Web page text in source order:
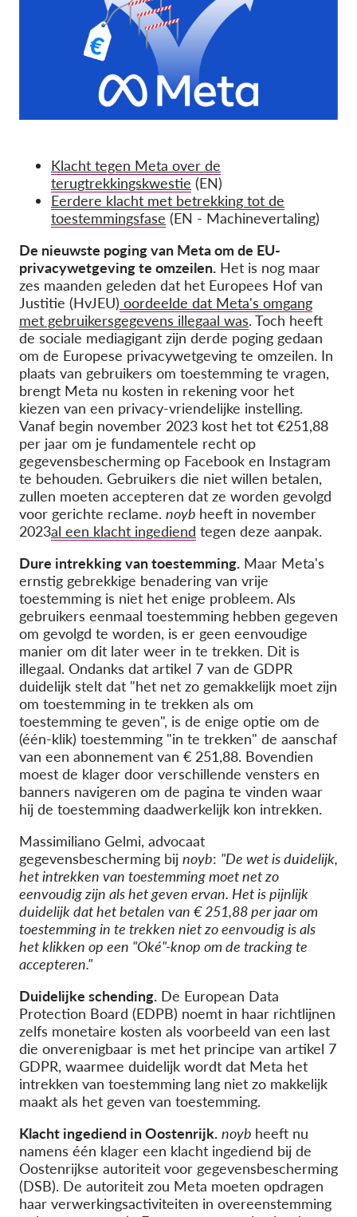
Klacht tegen Meta over de
terugtrekkingskwestie (EN)
Eerdere klacht met betrekking tot de
toestemmingsfase (EN - Machinevertaling)
De nieuwste poging van Meta om de EU-
privacywetgeving te omzeilen. Het is nog maar
zes maanden geleden dat het Europees Hof van
Justitie (HvJEU) oordeelde dat Meta's omgang
met gebruikersgegevens illegaal was. Toch heeft
de sociale mediagigant zijn derde poging gedaan
om de Europese privacywetgeving te omzeilen. In
plaats van gebruikers om toestemming te vragen,
brengt Meta nu kosten in rekening voor het
kiezen van een privacy-vriendelijke instelling.
Vanaf begin november 2023 kost het tot €251,88
per jaar om je fundamentele recht op
gegevensbescherming op Facebook en Instagram
te behouden. Gebruikers die niet willen betalen,
zullen moeten accepteren dat ze worden gevolgd
voor gerichte reclame. noyb heeft in november
2023al een klacht ingediend tegen deze aanpak.
Dure intrekking van toestemming. Maar Meta's
ernstig gebrekkige benadering van vrije
toestemming is niet het enige probleem. Als
gebruikers eenmaal toestemming hebben gegeven
om gevolgd te worden, is er geen eenvoudige
manier om dit later weer in te trekken. Dit is
illegaal. Ondanks dat artikel 7 van de GDPR
duidelijk stelt dat "het net zo gemakkelijk moet zijn
om toestemming in te trekken als om
toestemming te geven", is de enige optie om de
(één-klik) toestemming "in te trekken" de aanschaf
van een abonnement van € 251,88. Bovendien
moest de klager door verschillende vensters en
banners navigeren om de pagina te vinden waar
hij de toestemming daadwerkelijk kon intrekken.
Massimiliano Gelmi, advocaat
gegevensbescherming bij noyb: "De wet is duidelijk,
het intrekken van toestemming moet net zo
eenvoudig zijn als het geven ervan. Het is pijnlijk
duidelijk dat het betalen van € 251,88 per jaar om
toestemming in te trekken niet zo eenvoudig is als
het klikken op een "Oké"-knop om de tracking te
accepteren."
Duidelijke schending. De European Data
Protection Board (EDPB) noemt in haar richtlijnen
zelfs monetaire kosten als voorbeeld van een last
die onverenigbaar is met het principe van artikel 7
GDPR, waarmee duidelijk wordt dat Meta het
intrekken van toestemming lang niet zo makkelijk
maakt als het geven van toestemming.
Klacht ingediend in Oostenrijk. noyb heeft nu
namens één klager een klacht ingediend bij de
Oostenrijkse autoriteit voor gegevensbescherming
(DSB). De autoriteit zou Meta moeten opdragen
haar verwerkingsactiviteiten in overeenstemming